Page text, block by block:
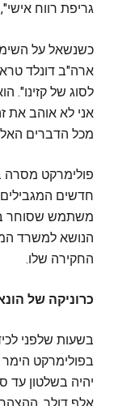
גריפת רווח
כשנשאל על
ארה"ב דונלד
לסוג של קזינו".
אני לא אוהב את
מכל הדברים
פולימרקט
חדשים
משתמש שסוחר
הנושא למשרד
החקירה שלו.
כרוניקה של